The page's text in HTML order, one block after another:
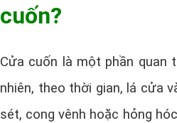
cuốn?
Cửa cuốn là một phần quan
nhiên, theo thời gian, lá cửa
sét, cong vênh hoặc hỏng